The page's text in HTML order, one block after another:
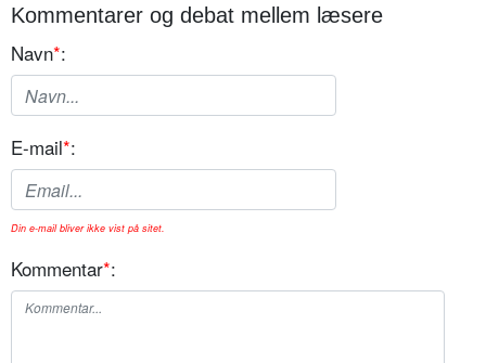
Kommentarer og debat mellem læsere
Navn*:
E-mail*:
Din e-mail bliver ikke vist på sitet.
Kommentar*: